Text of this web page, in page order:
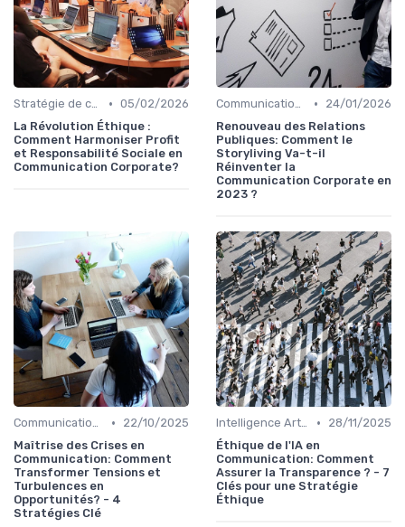
Stratégie de communication d’entreprise • 05/02/2026
La Révolution Éthique :
Comment Harmoniser Profit
et Responsabilité Sociale en
Communication Corporate?
Communication corporate •
24/01/2026
Renouveau des Relations
Publiques: Comment le
Storyliving Va-t-il
Réinventer la
Communication Corporate en
2023 ?
Communication de crise •
22/10/2025
Maîtrise des Crises en
Communication: Comment
Transformer Tensions et
Turbulences en
Opportunités? - 4
Stratégies Clé
Intelligence Artificielle en communication •
28/11/2025
Éthique de l'IA en
Communication: Comment
Assurer la Transparence ? - 7
Clés pour une Stratégie
Éthique